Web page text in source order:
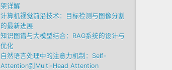
架详解
计算机视觉前沿技术：目标检测与图像分割
的最新进展
知识图谱与大模型结合：RAG系统的设计与
优化
自然语言处理中的注意力机制：Self-
Attention到Multi-Head Attention